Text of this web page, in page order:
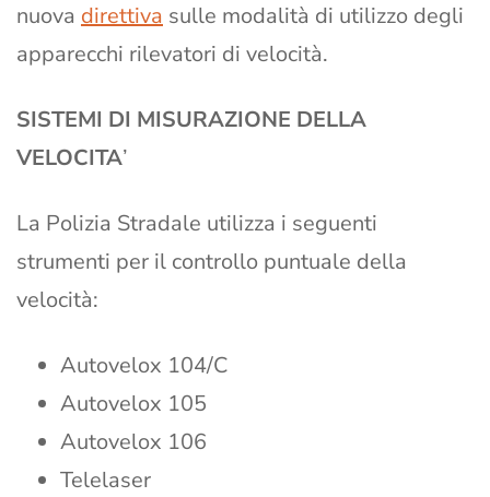
nuova direttiva sulle modalità di utilizzo degli
apparecchi rilevatori di velocità.
SISTEMI DI MISURAZIONE DELLA
VELOCITA’
La Polizia Stradale utilizza i seguenti
strumenti per il controllo puntuale della
velocità:
Autovelox 104/C
Autovelox 105
Autovelox 106
Telelaser